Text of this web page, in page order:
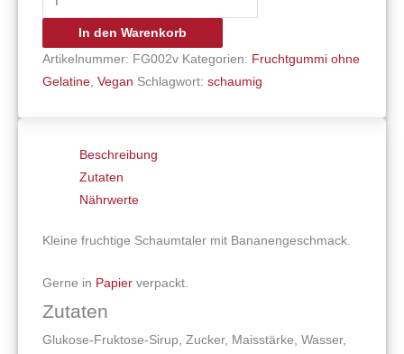
In den Warenkorb
Artikelnummer: FG002v Kategorien: Fruchtgummi ohne
Gelatine ,Vegan Schlagwort:schaumig
Beschreibung
Zutaten
Nährwerte
Kleine fruchtige Schaumtaler mit Bananengeschmack.
Gerne in Papier verpackt.
Zutaten
Glukose-Fruktose-Sirup, Zucker, Maisstärke, Wasser,